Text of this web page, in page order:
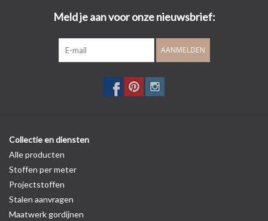
Meld je aan voor onze nieuwsbrief:
AANMELDEN
Collectie en diensten
Alle producten
Stoffen per meter
Projectstoffen
Stalen aanvragen
Maatwerk gordijnen